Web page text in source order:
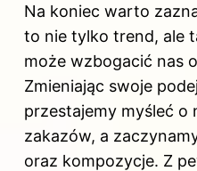
Na koniec warto
to nie tylko trend, ale
może wzbogacić nas
Zmieniając swoje
przestajemy myśleć o
zakazów, a
oraz kompozycje. Z